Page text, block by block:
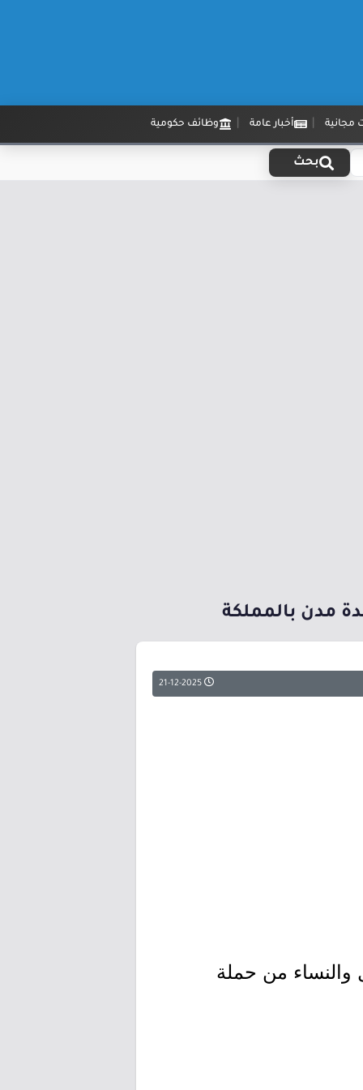
مجانية أخبار عامة وظائف حكومية
بحث
مدن بالمملكة
من حملة